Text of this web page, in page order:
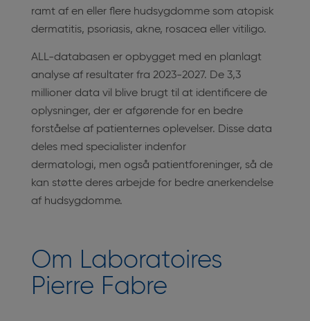
ramt af en eller flere hudsygdomme som atopisk
dermatitis, psoriasis, akne, rosacea eller vitiligo.
ALL-databasen er opbygget med en planlagt
analyse af resultater fra 2023-2027. De 3,3
millioner data vil blive brugt til at identificere de
oplysninger, der er afgørende for en bedre
forståelse af patienternes oplevelser. Disse data
deles med specialister indenfor
dermatologi, men også patientforeninger, så de
kan støtte deres arbejde for bedre anerkendelse
af hudsygdomme.
Om Laboratoires
Pierre Fabre